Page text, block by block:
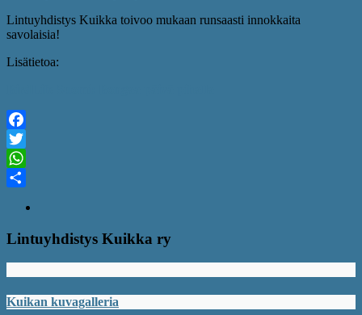
Lintuyhdistys Kuikka toivoo mukaan runsaasti innokkaita
savolaisia!
Lisätietoa:
Facebook
Twitter
WhatsApp
Lintuyhdistys Kuikka ry
Kuikan kuvagalleria